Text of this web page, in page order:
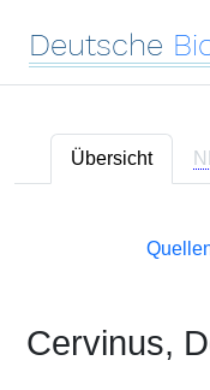
Deutsche
Übersicht
Cervinus,